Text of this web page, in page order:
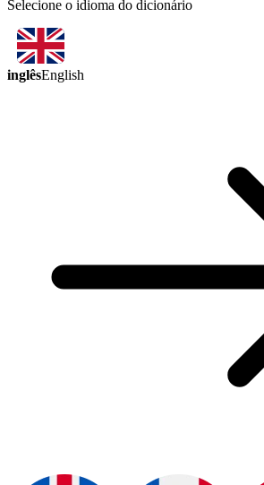
Selecione o idioma do dicionário
inglêsEnglish